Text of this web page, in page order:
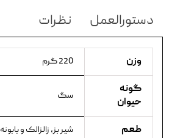
دستورالعمل
نظرات
وزن 220 گرم
گونه
حیوان
سگ
طعم شیر بز، زالزالک و بابونه